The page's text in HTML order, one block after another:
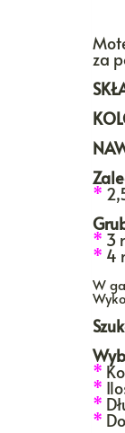
za
*
* 3
* 4
W
*
*
*
*